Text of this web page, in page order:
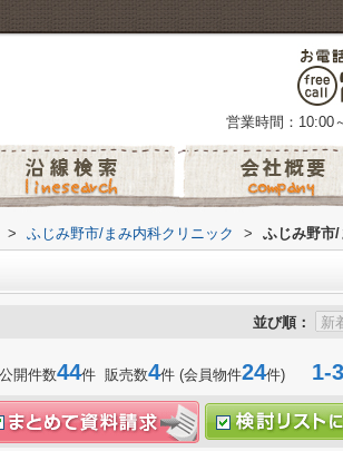
営業時間：10:00
> ふじみ野市/まみ内科クリニック > ふじみ野市
並び順：
開件数44件 販売数4件 (会員物件24件) 1-